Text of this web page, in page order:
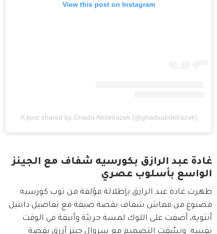
View this post on Instagram
A post shared by Ghada Abdelrazek (@ghadaabdelrazek)
غادة عبد الرازق بكورسيه شفاف مع الجينز
الواسع بأسلوب عصري
ظهرت غادة عبد الرازق بإطلالة مؤلفة من توب كورسيه
مصنوع من قماش شفاف بقصة ضيقة مع تفاصيل دانتيل
أنثوية، أضفت على اللوك لمسة جريئة وأنيقة في الوقت
نفسه. ونسّقت التصميم مع سروال جينز أزرق بقصة